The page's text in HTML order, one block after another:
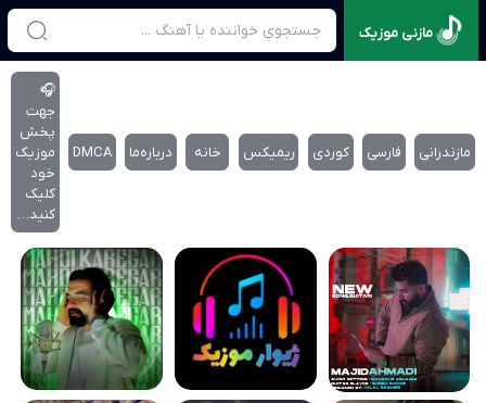
مازنی موزیک
مازندرانی فارسی کوردی ریمیکس خانه درباره‌‌ما DMCA
🎧
جهت
پخش
موزیک
خود
کلیک
کنید…